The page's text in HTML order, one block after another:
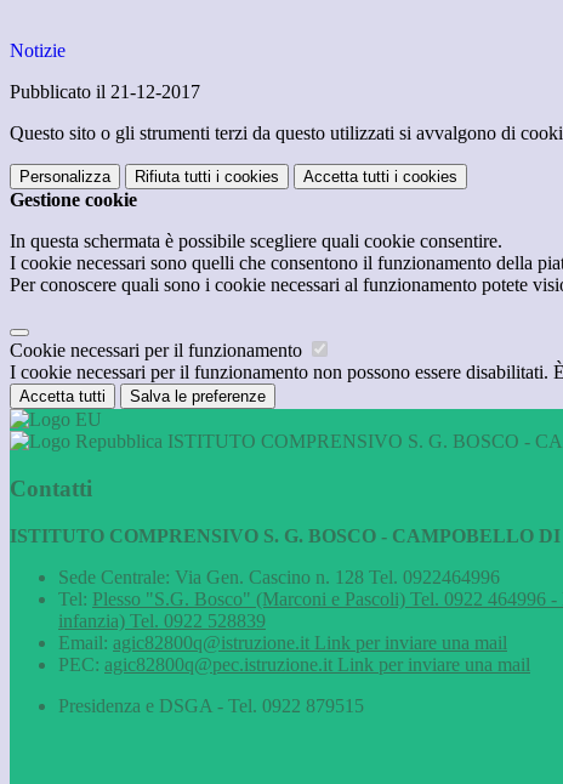
Notizie
Pubblicato il 21-12-2017
Questo sito o gli strumenti terzi da questo utilizzati si avvalgono di
Personalizza Rifiuta tutti i cookies Accetta tutti i cookies
Gestione cookie
In questa schermata è possibile scegliere quali cookie consentire.
I cookie necessari sono quelli che consentono il funzionamento della
Per conoscere quali sono i cookie necessari al funzionamento potete
Cookie necessari per il funzionamento
I cookie necessari per il funzionamento non possono essere
Accetta tutti Salva le preferenze
ISTITUTO COMPRENSIVO S. G. BOSCO -
Contatti
ISTITUTO COMPRENSIVO S. G. BOSCO - CAMPOBELLO
Sede Centrale: Via Gen. Cascino n. 128 Tel. 0922464996
Tel: Plesso "S.G. Bosco" (Marconi e Pascoli) Tel. 0922 464996
infanzia) Tel. 0922 528839
Email: agic82800q@istruzione.it Link per inviare una mail
PEC: agic82800q@pec.istruzione.it Link per inviare una mail
Presidenza e DSGA - Tel. 0922 879515